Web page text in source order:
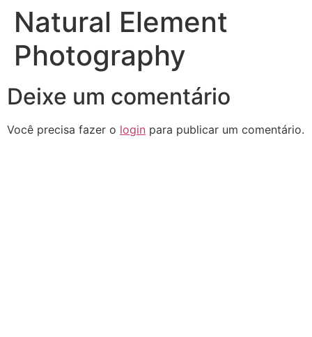
Natural Element
Photography
Deixe um comentário
Você precisa fazer o login para publicar um comentário.